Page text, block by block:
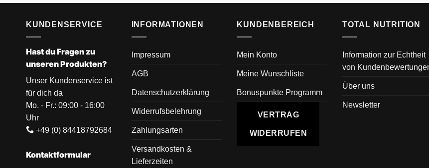
KUNDENSERVICE
Hast du Fragen zu
unseren Produkten?
Unser Kundenservice ist
für dich da
Mo. - Fr.: 09:00 - 16:00
Uhr
+49 (0) 84418792684
Kontaktformular
INFORMATIONEN
Impressum
AGB
Datenschutzerklärung
Widerrufsbelehrung
Zahlungsarten
Versandkosten &
Lieferzeiten
KUNDENBEREICH
Mein Konto
Meine Wunschliste
Bonuspunkte Programm
VERTRAG
WIDERRUFEN
TOTAL NUTRITION
Information zur Echtheit
von
Über uns
Newsletter